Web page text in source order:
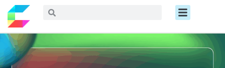
contenido
Buscar Menú